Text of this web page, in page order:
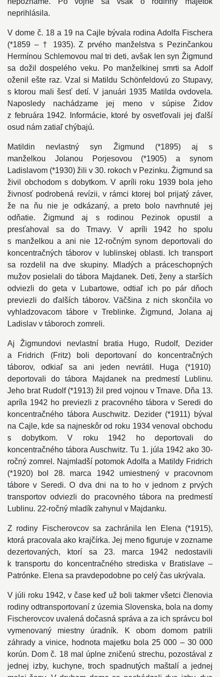
neprihlásila.
V dome č. 18 a 19 na Cajle bývala rodina Adolfa Fischera
(*1859 – † 1935). Z prvého manželstva s Pezinčankou
Hermínou Schlemovou mal tri deti, avšak len syn Žigmund
sa dožil dospelého veku. Po manželkinej smrti sa Adolf
oženil ešte raz. Vzal si Matildu Schönfeldovú zo Stupavy,
s ktorou mali šesť detí. V januári 1935 Matilda ovdovela.
Naposledy nachádzame jej meno v súpise Židov
z februára 1942. Informácie, ktoré by osvetľovali jej ďalší
osud nám zatiaľ chýbajú.
Matildin nevlastný syn Žigmund (*1895) aj s
manželkou Jolanou Porjesovou (*1905) a synom
Ladislavom (*1930) žili v 30. rokoch v Pezinku. Žigmund sa
živil obchodom s dobytkom. V apríli roku 1939 bola jeho
živnosť podrobená revízii, v rámci ktorej bol prijatý záver,
že na ňu nie je odkázaný, a preto bolo navrhnuté jej
odňatie. Žigmund aj s rodinou Pezinok opustil a
presťahoval sa do Trnavy. V apríli 1942 ho spolu
s manželkou a ani nie 12-ročným synom deportovali do
koncentračných táborov v lublinskej oblasti. Ich transport
sa rozdelil na dve skupiny. Mladých a práceschopných
mužov posielali do tábora Majdanek. Deti, ženy a starších
odviezli do geta v Lubartowe, odtiaľ ich po pár dňoch
previezli do ďalších táborov. Väčšina z nich skončila vo
vyhladzovacom tábore v Treblinke. Žigmund, Jolana aj
Ladislav v táboroch zomreli.
Aj Žigmundovi nevlastní bratia Hugo, Rudolf, Dezider
a Fridrich (Fritz) boli deportovaní do koncentračných
táborov, odkiaľ sa ani jeden nevrátil. Huga (*1910)
deportovali do tábora Majdanek na predmestí Lublinu.
Jeho brat Rudolf (*1913) žil pred vojnou v Trnave. Dňa 13.
apríla 1942 ho previezli z pracovného tábora v Seredi do
koncentračného tábora Auschwitz. Dezider (*1911) býval
na Cajle, kde sa najneskôr od roku 1934 venoval obchodu
s dobytkom. V roku 1942 ho deportovali do
koncentračného tábora Auschwitz. Tu 1. júla 1942 ako 30-
ročný zomrel. Najmladší potomok Adolfa a Matildy Fridrich
(*1920) bol 28. marca 1942 umiestnený v pracovnom
tábore v Seredi. O dva dni na to ho v jednom z prvých
transportov odviezli do pracovného tábora na predmestí
Lublinu. 22-ročný mladík zahynul v Majdanku.
Z rodiny Fischerovcov sa zachránila len Elena (*1915),
ktorá pracovala ako krajčírka. Jej meno figuruje v zozname
dezertovaných, ktorí sa 23. marca 1942 nedostavili
k transportu do koncentračného strediska v Bratislave –
Patrónke. Elena sa pravdepodobne po celý čas ukrývala.
V júli roku 1942, v čase keď už boli takmer všetci členovia
rodiny odtransportovaní z územia Slovenska, bola na domy
Fischerovcov uvalená dočasná správa a za ich správcu bol
vymenovaný miestny úradník. K obom domom patrili
záhrady a vinice, hodnota majetku bola 25 000 – 30 000
korún. Dom č. 18 mal úplne zničenú strechu, pozostával z
jednej izby, kuchyne, troch spadnutých maštalí a jednej